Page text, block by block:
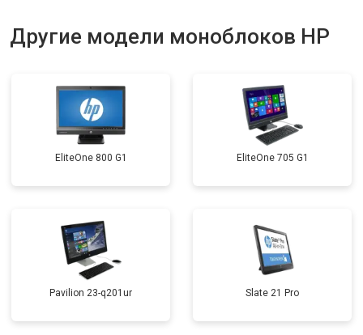
Другие модели моноблоков HP
EliteOne 800 G1 EliteOne 705 G1
Pavilion 23-q201ur Slate 21 Pro